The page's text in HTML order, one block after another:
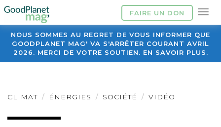
FAIRE UN DON
NOUS SOMMES AU REGRET DE VOUS INFORMER QUE
GOODPLANET MAG' VA S'ARRÊTER COURANT AVRIL
2026. MERCI DE VOTRE SOUTIEN. EN SAVOIR PLUS.
CLIMAT ÉNERGIES SOCIÉTÉ VIDÉO